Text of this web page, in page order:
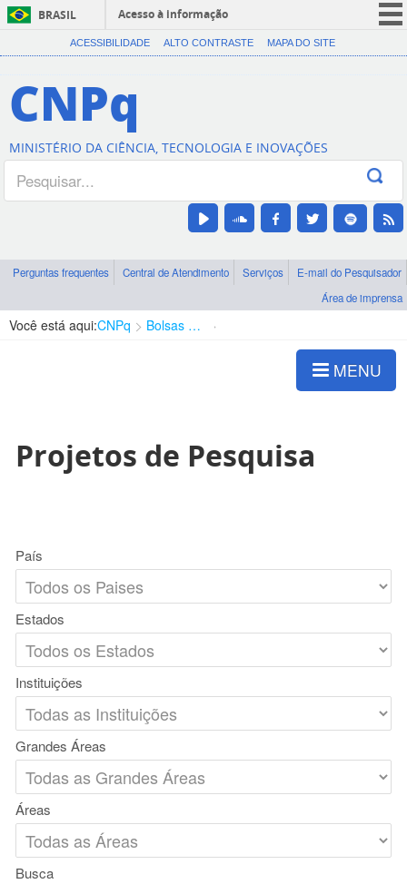
BRASIL
Acesso à informação
CORONAVÍRUS (COVID-19)
Canais
ACESSIBILIDADE ALTO CONTRASTE MAPA DO SITE
CNPq
MINISTÉRIO DA CIÊNCIA, TECNOLOGIA E INOVAÇÕES
Perguntas frequentes Central de Atendimento Serviços
E-mail do Pesquisador
Área de imprensa
Você está aqui:CNPq Bolsas e Auxílios Vigentes
MENU
Projetos de Pesquisa
País
Estados
Instituições
Grandes Áreas
Áreas
Busca